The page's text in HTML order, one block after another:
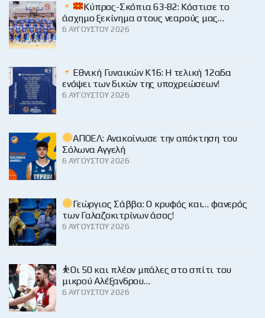
Κύπρος-Σκόπια 63-82: Κόστισε το
άσχημο ξεκίνημα στους νεαρούς μας…
6 ΑΥΓΟΎΣΤΟΥ 2026
Εθνική Γυναικών Κ16: Η τελική 12αδα
ενόψει των δικών της υποχρεώσεων!
6 ΑΥΓΟΎΣΤΟΥ 2026
ΑΠΟΕΛ: Ανακοίνωσε την απόκτηση του
Σόλωνα Αγγελή
6 ΑΥΓΟΎΣΤΟΥ 2026
Γεώργιος Σάββα: Ο κρυφός και… φανερός
των Γαλαζοκιτρίνων άσος!
6 ΑΥΓΟΎΣΤΟΥ 2026
⛹️Οι 50 και πλέον μπάλες στο σπίτι του
μικρού Αλέξανδρου…
6 ΑΥΓΟΎΣΤΟΥ 2026